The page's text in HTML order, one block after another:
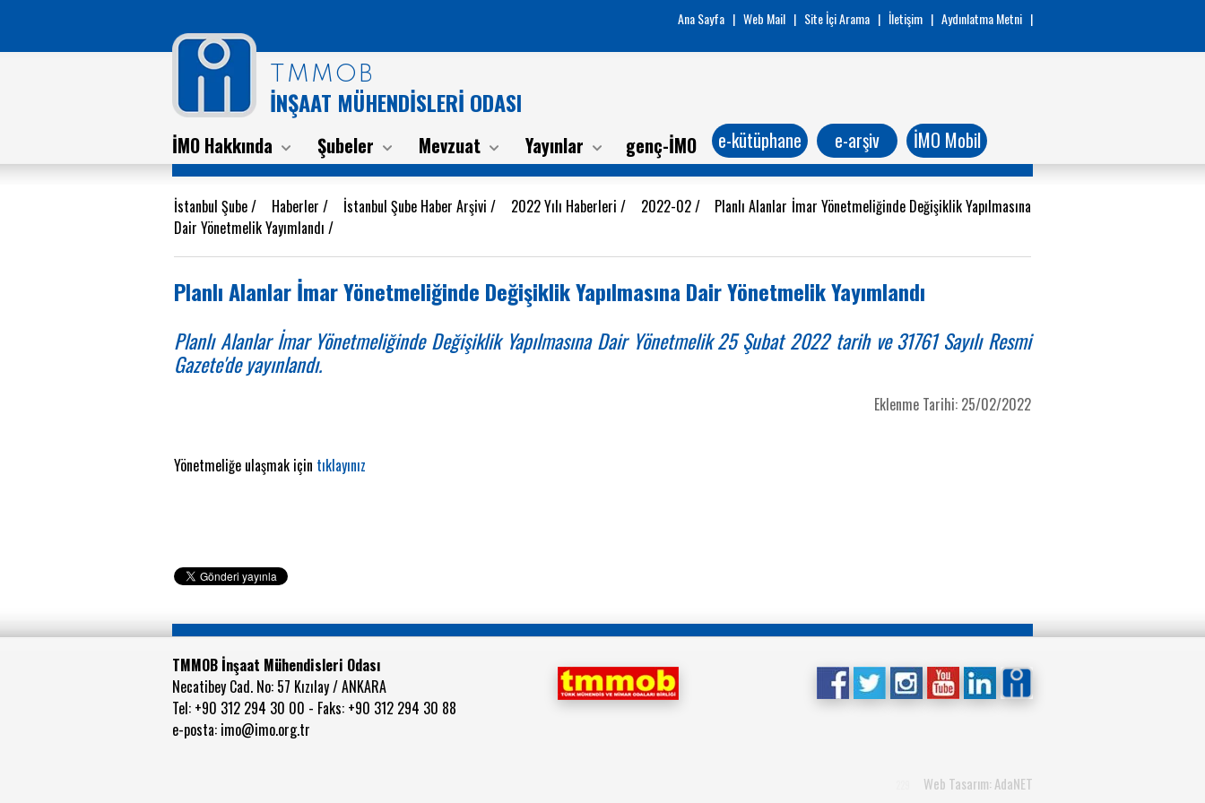
Ana Sayfa | Web Mail | Site İçi Arama | İletişim | Aydınlatma Metni |
TMMOB
İNŞAAT MÜHENDİSLERİ ODASI
İMO Hakkında Şubeler Mevzuat Yayınlar genç-İMO e-kütüphane e-arşiv İMO Mobil
İstanbul Şube/ Haberler / İstanbul Şube Haber Arşivi/ 2022 Yılı Haberleri/ 2022-02/ Planlı Alanlar İmar Yönetmeliğinde Değişiklik Yapılmasına
Dair Yönetmelik Yayımlandı /
Planlı Alanlar İmar Yönetmeliğinde Değişiklik Yapılmasına Dair Yönetmelik Yayımlandı
Planlı Alanlar İmar Yönetmeliğinde Değişiklik Yapılmasına Dair Yönetmelik 25 Şubat 2022 tarih ve 31761 Sayılı Resmi
Gazete'de yayınlandı.
Eklenme Tarihi: 25/02/2022
Yönetmeliğe ulaşmak için tıklayınız
TMMOB İnşaat Mühendisleri Odası
Necatibey Cad. No: 57 Kızılay / ANKARA
Tel: +90 312 294 30 00 - Faks: +90 312 294 30 88
e-posta: imo@imo.org.tr
Web Tasarım: AdaNET